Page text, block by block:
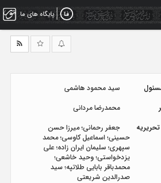
پایگاه های ما
سید محمود هاشمی
محمدرضا مردانی
جعفر رحمانی؛ میرزا حسن
حسینی؛ اسماعیل کاوسی؛ محمد
سپهری؛ سلیمان ایران زاده؛ علی
یزدخواستی؛ وحید خاشعی؛
محمدباقر بابایی طلاتپه؛ سید
صدرالدین شریعتی